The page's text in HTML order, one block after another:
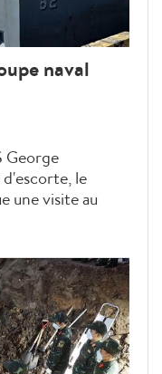
naval
George
le
une visite au